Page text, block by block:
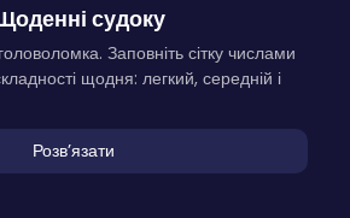
судоку
Заповніть сітку числами
щодня: легкий, середній і
Розвʼязати